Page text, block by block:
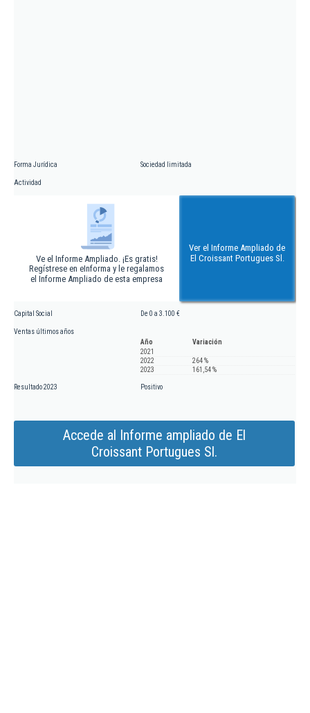
Forma Jurídica Sociedad limitada
Actividad
Ve el Informe Ampliado. ¡Es gratis!
Regístrese en eInforma y le regalamos
el Informe Ampliado de esta empresa
Ver el Informe Ampliado de
El Croissant Portugues Sl.
Capital Social De 0 a 3.100 €
Ventas últimos años
Año
Variación
2021
2022
264 %
2023
161,54 %
Resultado 2023 Positivo
Accede al Informe ampliado de El
Croissant Portugues Sl.